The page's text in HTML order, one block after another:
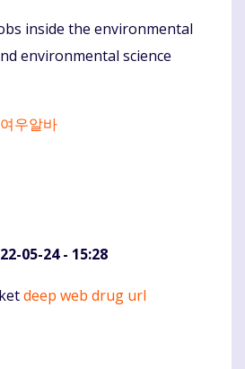
inside the environmental
environmental science
여우알바
05-24 - 15:28
deep web drug url